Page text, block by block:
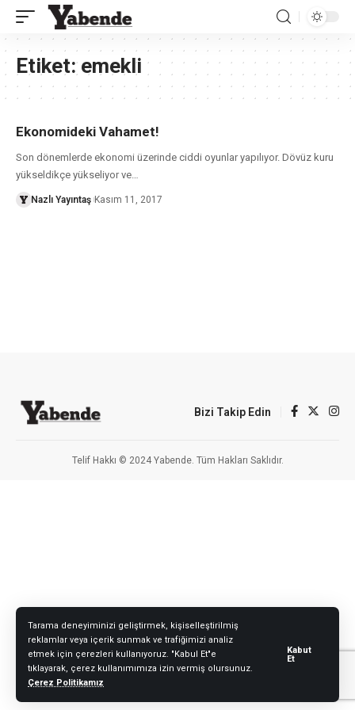
Tarama deneyiminizi geliştirmek, kişiselleştirilmiş
reklamlar veya içerik sunmak ve trafiğimizi analiz
etmek için çerezleri kullanıyoruz. "Kabul Et"e
tıklayarak, çerez kullanımımıza izin vermiş olursunuz.
Çerez Politikamız
Kabut
Et
Etiket:emekli
Ekonomideki Vahamet!
Son dönemlerde ekonomi üzerinde ciddi oyunlar yapılıyor. Dövüz kuru
yükseldikçe yükseliyor ve…
Nazlı Yayıntaş Kasım 11, 2017
Bizi Takip Edin
Telif Hakkı © 2024 Yabende. Tüm Hakları Saklıdır.